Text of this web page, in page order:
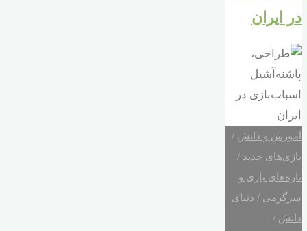
در ایران
آموزش و دانش /
بازی‌های جدید /
تازه‌های بازی و
سرگرمی / دنیای
دانش /